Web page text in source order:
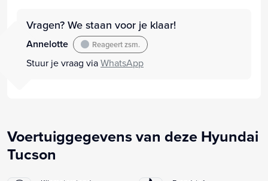
Vragen? We staan voor je klaar!
Annelotte Reageert zsm.
Stuur je vraag viaWhatsApp
Voertuiggegevens van deze Hyundai
Tucson